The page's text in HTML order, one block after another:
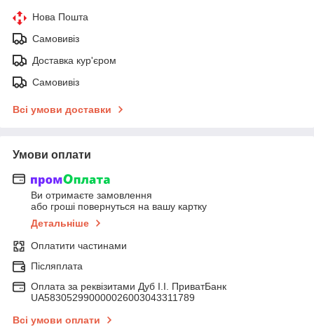
Нова Пошта
Самовивіз
Доставка кур'єром
Самовивіз
Всі умови доставки
Умови оплати
Ви отримаєте замовлення
або гроші повернуться на вашу картку
Детальніше
Оплатити частинами
Післяплата
Оплата за реквізитами Дуб І.І. ПриватБанк
UA583052990000026003043311789
Всі умови оплати